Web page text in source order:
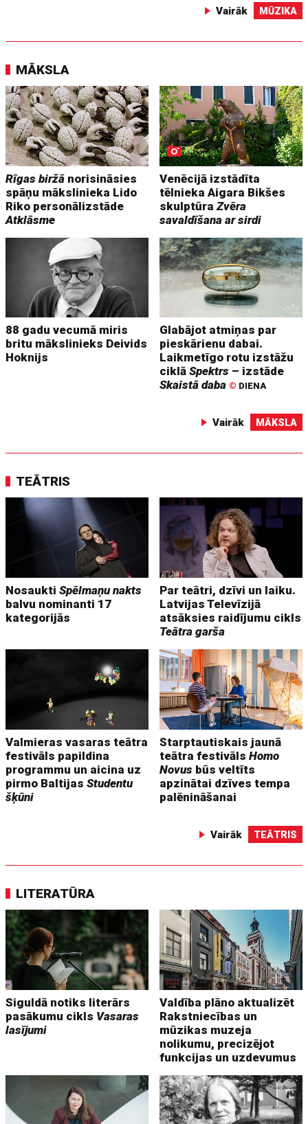
Vairāk MŪZIKA
MĀKSLA
Rīgas biržā norisināsies
spāņu mākslinieka Lido
Riko personālizstāde
Atklāsme
Venēcijā izstādīta
tēlnieka Aigara Bikšes
skulptūraZvēra
savaldīšana ar sirdi
88 gadu vecumā miris
britu mākslinieks Deivids
Hoknijs
Glabājot atmiņas par
pieskārienu dabai.
Laikmetīgo rotu izstāžu
ciklāSpektrs – izstāde
Skaistā daba © DIENA
Vairāk MĀKSLA
TEĀTRIS
NosauktiSpēlmaņu nakts
balvu nominanti 17
kategorijās
Par teātri, dzīvi un laiku.
Latvijas Televīzijā
atsāksies raidījumu cikls
Teātra garša
Valmieras vasaras teātra
festivāls papildina
programmu un aicina uz
pirmo BaltijasStudentu
šķūni
Starptautiskais jaunā
teātra festivālsHomo
Novus būs veltīts
apzinātai dzīves tempa
palēnināšanai
Vairāk TEĀTRIS
LITERATŪRA
Siguldā notiks literārs
pasākumu cikls Vasaras
lasījumi
Valdība plāno aktualizēt
Rakstniecības un
mūzikas muzeja
nolikumu, precizējot
funkcijas un uzdevumus